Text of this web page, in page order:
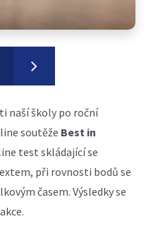
naší školy po roční
soutěže Best in
test skládající se
při rovnosti bodů se
časem. Výsledky se